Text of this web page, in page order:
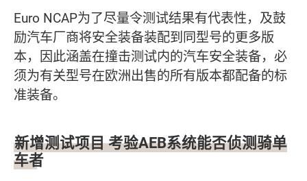
Euro NCAP为了尽量令测试结果有代表性，及鼓
励汽车厂商将安全装备装配到同型号的更多版
本，因此涵盖在撞击测试内的汽车安全装备，必
须为有关型号在欧洲出售的所有版本都配备的标
准装备。
新增测试项目 考验AEB系统能否侦测骑单
车者